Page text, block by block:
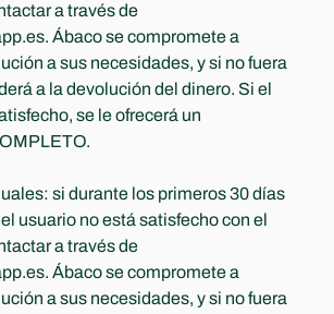
a través de
Ábaco se compromete a
a sus necesidades, y si no fuera
a la devolución del dinero. Si el
se le ofrecerá un
si durante los primeros 30 días
usuario no está satisfecho con el
a través de
Ábaco se compromete a
a sus necesidades, y si no fuera